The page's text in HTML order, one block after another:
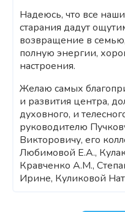
Надеюсь, что все
старания дадут
возвращение в
полную энергии,
настроения.
Желаю самых
и развития центра,
духовного, и
руководителю
Викторовичу, его
Любимовой Е.А.,
Кравченко А.М.,
Ирине, Куликовой